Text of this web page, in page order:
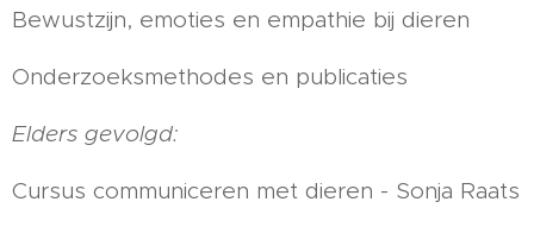
Bewustzijn, emoties en empathie bij dieren
Onderzoeksmethodes en publicaties
Elders gevolgd:
Cursus communiceren met dieren - Sonja Raats